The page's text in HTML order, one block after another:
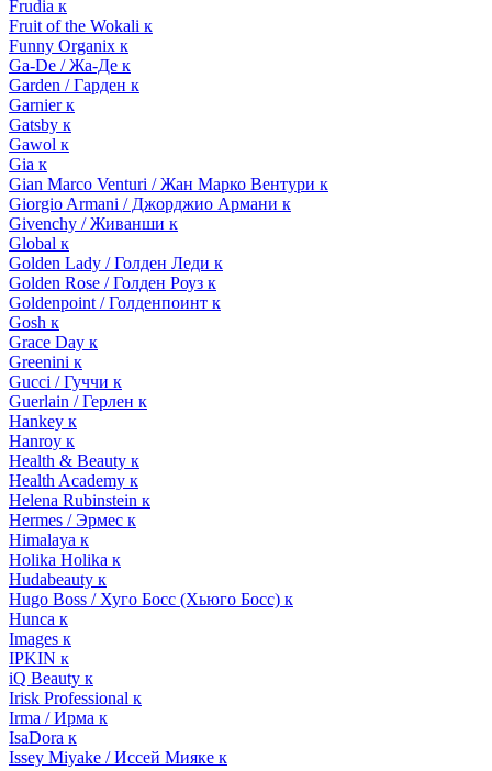
Frudia к
Fruit of the Wokali к
Funny Organix к
Ga-De / Жа-Де к
Garden / Гарден к
Garnier к
Gatsby к
Gawol к
Gia к
Gian Marco Venturi / Жан Марко Вентури к
Giorgio Armani / Джорджио Армани к
Givenchy / Живанши к
Global к
Golden Lady / Голден Леди к
Golden Rose / Голден Роуз к
Goldenpoint / Голденпоинт к
Gosh к
Grace Day к
Greenini к
Gucci / Гуччи к
Guerlain / Герлен к
Hankey к
Hanroy к
Health & Beauty к
Health Academy к
Helena Rubinstein к
Hermes / Эрмес к
Himalaya к
Holika Holika к
Hudabeauty к
Hugo Boss / Хуго Босс (Хьюго Босс) к
Hunca к
Images к
IPKIN к
iQ Beauty к
Irisk Professional к
Irma / Ирма к
IsaDora к
Issey Miyake / Иссей Мияке к